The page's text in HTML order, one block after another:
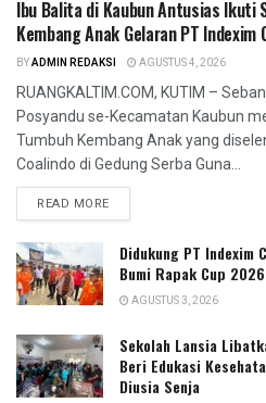
Ibu Balita di Kaubun Antusias Ikuti
Kembang Anak Gelaran PT Indexim
BYADMIN REDAKSI AGUSTUS 4, 2026
RUANGKALTIM.COM, KUTIM –
Posyandu se-Kecamatan Kaubun
Tumbuh Kembang Anak yang
Coalindo di Gedung Serba Guna...
READ MORE
Didukung PT Indexim
Bumi Rapak Cup
AGUSTUS 3, 2026
Sekolah Lansia
Beri Edukasi
Diusia Senja